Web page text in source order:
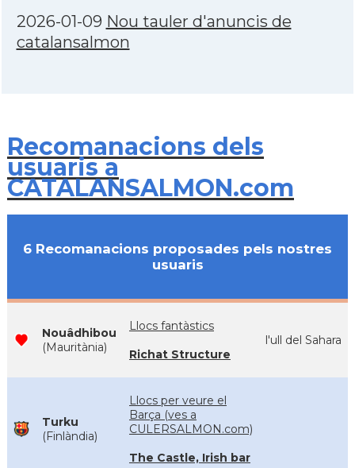
2026-01-09 Nou tauler d'anuncis de
catalansalmon
Recomanacions dels
usuaris a
CATALANSALMON.com
6 Recomanacions proposades pels nostres
usuaris
Nouâdhibou
(Mauritània)
Llocs fantàstics
Richat Structure
l'ull del Sahara
Turku
(Finlàndia)
Llocs per veure el
Barça (ves a
CULERSALMON.com)
The Castle, Irish bar